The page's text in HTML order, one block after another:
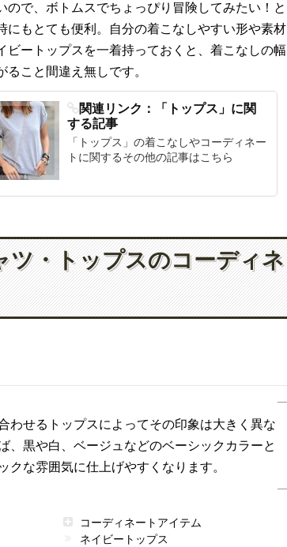
ので、ボトムスでちょっぴり冒険してみたい！と
にもとても便利。自分の着こなしやすい形や素材
ビートップスを一着持っておくと、着こなしの幅
ること間違え無しです。
関連リンク：「トップス」に関
する記事
「トップス」の着こなしやコーディネー
トに関するその他の記事はこちら
ツ・トップスのコーディネ
わせるトップスによってその印象は大きく異な
、黒や白、ベージュなどのベーシックカラーと
な雰囲気に仕上げやすくなります。
コーディネートアイテム
ネイビートップス